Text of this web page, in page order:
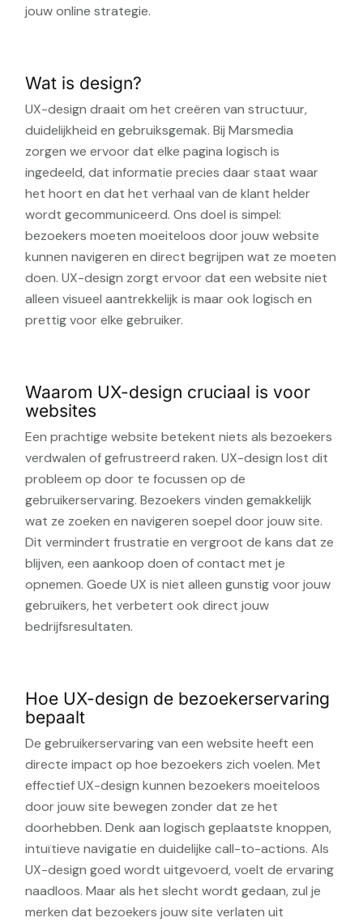
jouw online strategie.
Wat is design?
UX-design draait om het creëren van structuur,
duidelijkheid en gebruiksgemak. Bij Marsmedia
zorgen we ervoor dat elke pagina logisch is
ingedeeld, dat informatie precies daar staat waar
het hoort en dat het verhaal van de klant helder
wordt gecommuniceerd. Ons doel is simpel:
bezoekers moeten moeiteloos door jouw website
kunnen navigeren en direct begrijpen wat ze moeten
doen. UX-design zorgt ervoor dat een website niet
alleen visueel aantrekkelijk is maar ook logisch en
prettig voor elke gebruiker.
Waarom UX-design cruciaal is voor
websites
Een prachtige website betekent niets als bezoekers
verdwalen of gefrustreerd raken. UX-design lost dit
probleem op door te focussen op de
gebruikerservaring. Bezoekers vinden gemakkelijk
wat ze zoeken en navigeren soepel door jouw site.
Dit vermindert frustratie en vergroot de kans dat ze
blijven, een aankoop doen of contact met je
opnemen. Goede UX is niet alleen gunstig voor jouw
gebruikers, het verbetert ook direct jouw
bedrijfsresultaten.
Hoe UX-design de bezoekerservaring
bepaalt
De gebruikerservaring van een website heeft een
directe impact op hoe bezoekers zich voelen. Met
effectief UX-design kunnen bezoekers moeiteloos
door jouw site bewegen zonder dat ze het
doorhebben. Denk aan logisch geplaatste knoppen,
intuïtieve navigatie en duidelijke call-to-actions. Als
UX-design goed wordt uitgevoerd, voelt de ervaring
naadloos. Maar als het slecht wordt gedaan, zul je
merken dat bezoekers jouw site verlaten uit